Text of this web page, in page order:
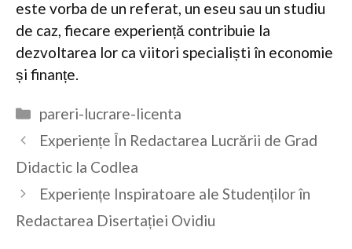
este vorba de un referat, un eseu sau un studiu
de caz, fiecare experiență contribuie la
dezvoltarea lor ca viitori specialiști în economie
și finanțe.
Categorii
pareri-lucrare-licenta
Experiențe În Redactarea Lucrării de Grad
Didactic la Codlea
Experiențe Inspiratoare ale Studenților în
Redactarea Disertației Ovidiu